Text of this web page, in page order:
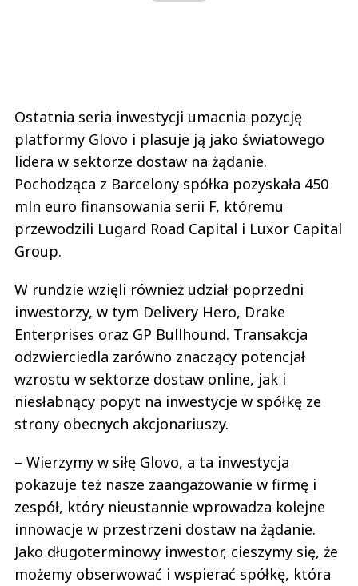
Ostatnia seria inwestycji umacnia pozycję
platformy Glovo i plasuje ją jako światowego
lidera w sektorze dostaw na żądanie.
Pochodząca z Barcelony spółka pozyskała 450
mln euro finansowania serii F, któremu
przewodzili Lugard Road Capital i Luxor Capital
Group.
W rundzie wzięli również udział poprzedni
inwestorzy, w tym Delivery Hero, Drake
Enterprises oraz GP Bullhound. Transakcja
odzwierciedla zarówno znaczący potencjał
wzrostu w sektorze dostaw online, jak i
niesłabnący popyt na inwestycje w spółkę ze
strony obecnych akcjonariuszy.
– Wierzymy w siłę Glovo, a ta inwestycja
pokazuje też nasze zaangażowanie w firmę i
zespół, który nieustannie wprowadza kolejne
innowacje w przestrzeni dostaw na żądanie.
Jako długoterminowy inwestor, cieszymy się, że
możemy obserwować i wspierać spółkę, która